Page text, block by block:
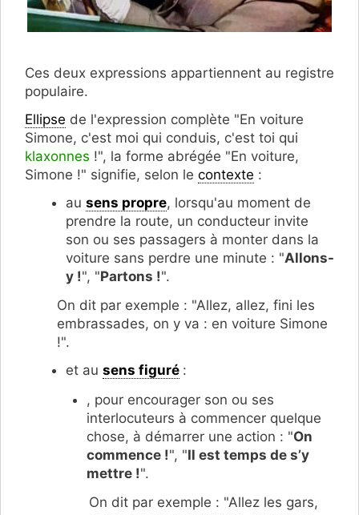
Ces deux expressions appartiennent au registre
populaire.
Ellipse de l'expression complète "En voiture
Simone, c'est moi qui conduis, c'est toi qui
klaxonnes !", la forme abrégée "En voiture,
Simone !" signifie, selon le contexte :
au sens propre, lorsqu'au moment de
prendre la route, un conducteur invite
son ou ses passagers à monter dans la
voiture sans perdre une minute : "Allons-
y !", "Partons !".
On dit par exemple : "Allez, allez, fini les
embrassades, on y va : en voiture Simone
!".
et au sens figuré :
, pour encourager son ou ses
interlocuteurs à commencer quelque
chose, à démarrer une action : "On
commence !", "Il est temps de s’y
mettre !".
On dit par exemple : "Allez les gars,